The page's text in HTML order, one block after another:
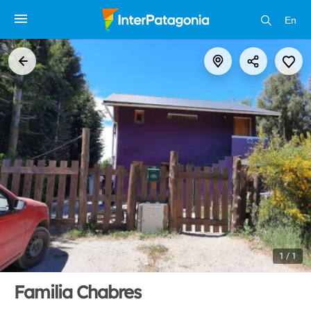
En
1 / 1
Familia Chabres